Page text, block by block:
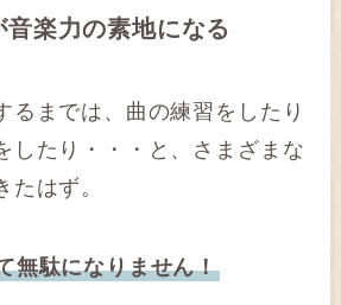
楽力の素地になる
るまでは、曲の練習をしたり
したり・・・と、さまざまな
たはず。
無駄になりません！